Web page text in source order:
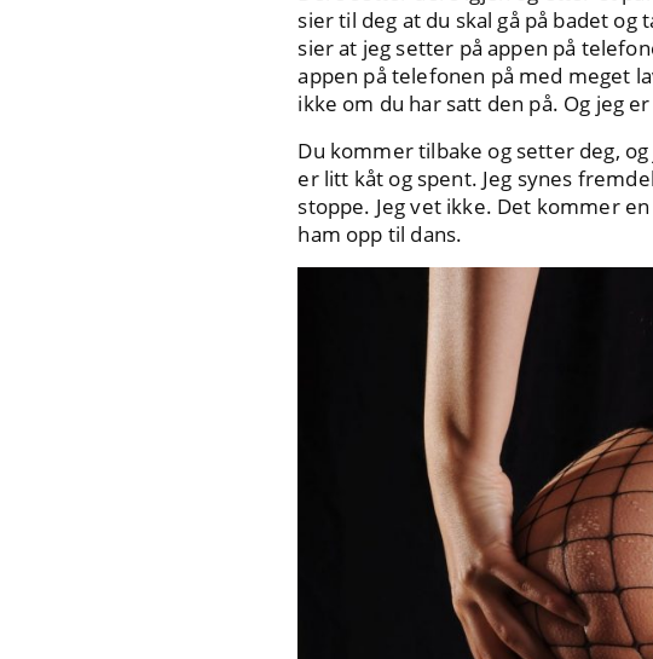
sier til deg at du skal gå på badet
sier at jeg setter på appen på
appen på telefonen på med meget
ikke om du har satt den på. Og jeg
Du kommer tilbake og setter deg,
er litt kåt og spent. Jeg synes
stoppe. Jeg vet ikke. Det kommer
ham opp til dans.